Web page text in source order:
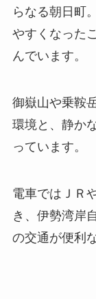
らなる朝日町
やすくなった
んでいます。
御嶽山や乗鞍
環境と、静か
っています。
電車ではＪＲ
き、伊勢湾岸
の交通が便利